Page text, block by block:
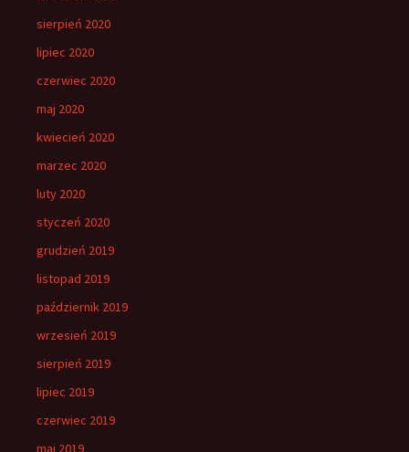
sierpień 2020
lipiec 2020
czerwiec 2020
maj 2020
kwiecień 2020
marzec 2020
luty 2020
styczeń 2020
grudzień 2019
listopad 2019
październik 2019
wrzesień 2019
sierpień 2019
lipiec 2019
czerwiec 2019
maj 2019